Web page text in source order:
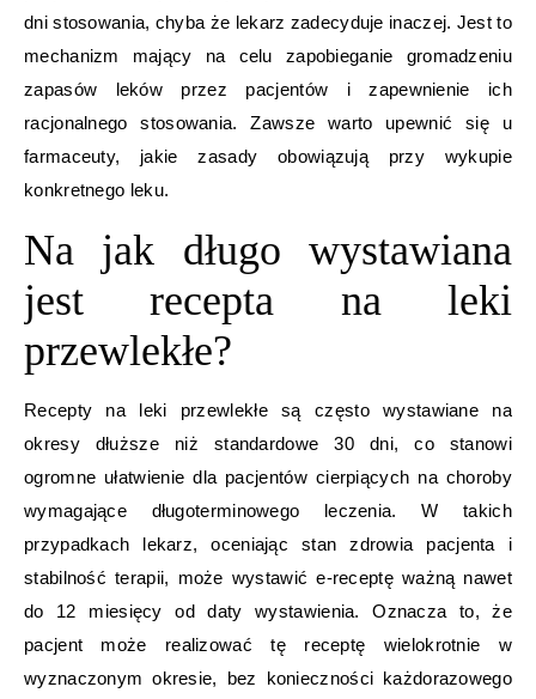
dni stosowania, chyba że lekarz zadecyduje inaczej. Jest to
mechanizm mający na celu zapobieganie gromadzeniu
zapasów leków przez pacjentów i zapewnienie ich
racjonalnego stosowania. Zawsze warto upewnić się u
farmaceuty, jakie zasady obowiązują przy wykupie
konkretnego leku.
Na jak długo wystawiana
jest recepta na leki
przewlekłe?
Recepty na leki przewlekłe są często wystawiane na
okresy dłuższe niż standardowe 30 dni, co stanowi
ogromne ułatwienie dla pacjentów cierpiących na choroby
wymagające długoterminowego leczenia. W takich
przypadkach lekarz, oceniając stan zdrowia pacjenta i
stabilność terapii, może wystawić e-receptę ważną nawet
do 12 miesięcy od daty wystawienia. Oznacza to, że
pacjent może realizować tę receptę wielokrotnie w
wyznaczonym okresie, bez konieczności każdorazowego